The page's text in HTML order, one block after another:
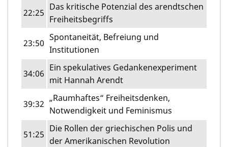
22:25
Das kritische Potenzial des arendtschen
Freiheitsbegriffs
23:50
Spontaneität, Befreiung und
Institutionen
34:06
Ein spekulatives Gedankenexperiment
mit Hannah Arendt
39:32
„Raumhaftes“ Freiheitsdenken,
Notwendigkeit und Feminismus
51:25
Die Rollen der griechischen Polis und
der Amerikanischen Revolution